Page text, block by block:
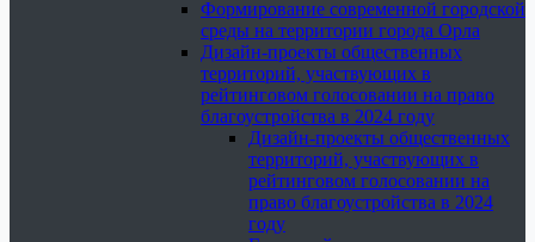
Формирование современной городской
среды на территории города Орла
Дизайн-проекты общественных
территорий, участвующих в
рейтинговом голосовании на право
благоустройства в 2024 году
Дизайн-проекты общественных
территорий, участвующих в
рейтинговом голосовании на
право благоустройства в 2024
году